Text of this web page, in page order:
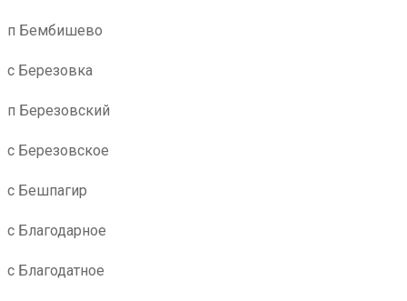
п Бембишево
с Березовка
п Березовский
с Березовское
с Бешпагир
с Благодарное
с Благодатное